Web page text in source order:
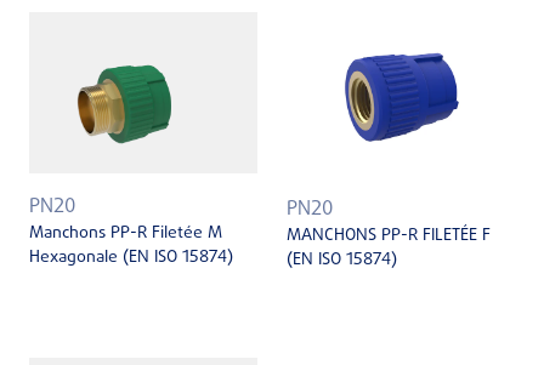
PN20
Manchons PP-R Filetée M
Hexagonale (EN ISO 15874)
PN20
MANCHONS PP-R FILETÉE F
(EN ISO 15874)